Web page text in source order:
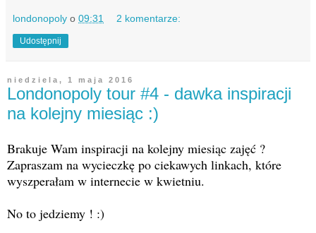
londonopoly o 09:31 2 komentarze:
Udostępnij
niedziela, 1 maja 2016
Londonopoly tour #4 - dawka inspiracji
na kolejny miesiąc :)
Brakuje Wam inspiracji na kolejny miesiąc zajęć ?
Zapraszam na wycieczkę po ciekawych linkach, które
wyszperałam w internecie w kwietniu.
No to jedziemy ! :)